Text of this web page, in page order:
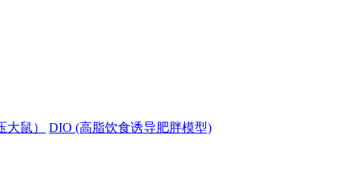
大鼠） DIO (高脂饮食诱导肥胖模型)